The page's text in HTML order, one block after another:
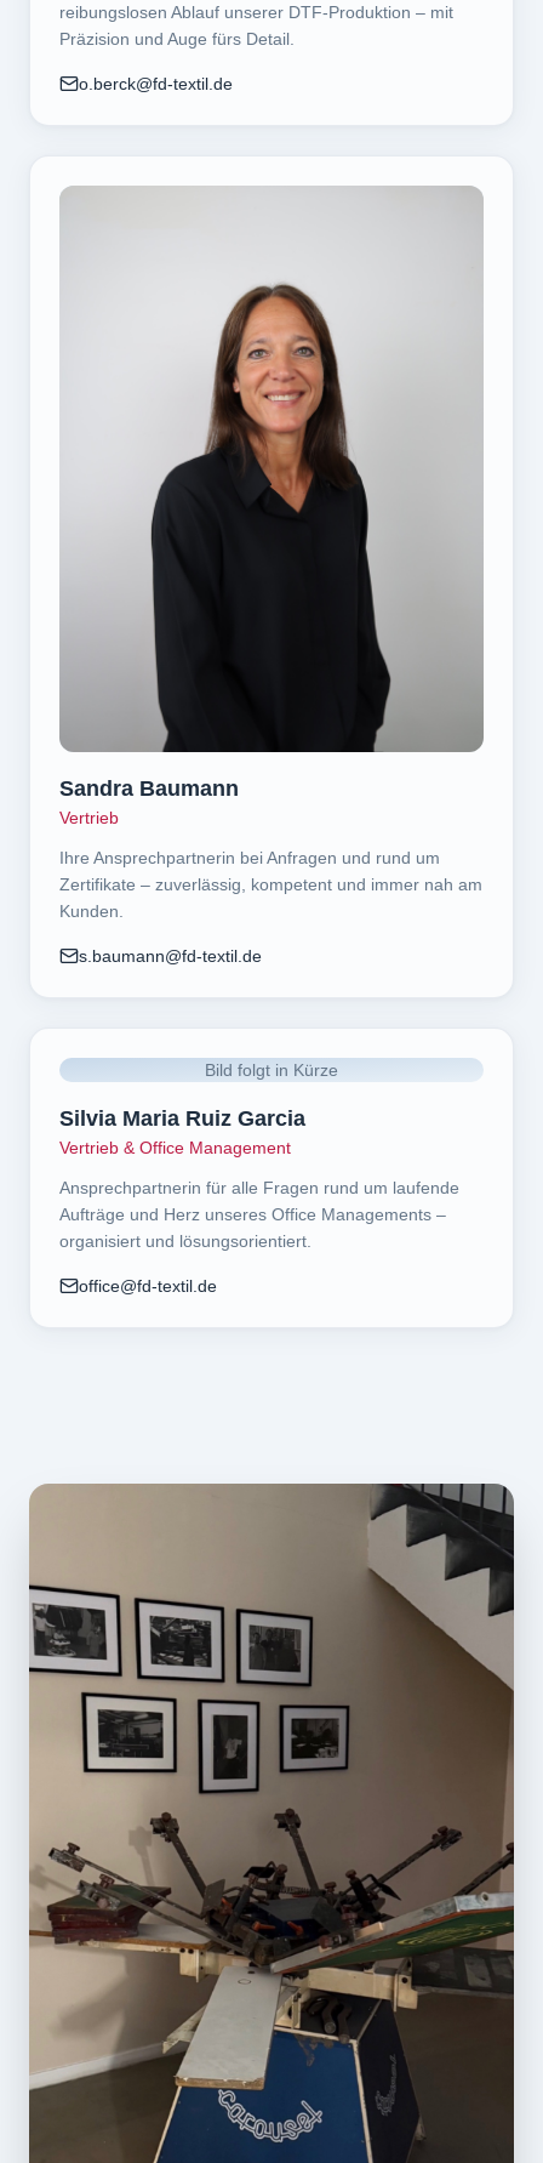
reibungslosen Ablauf unserer DTF-Produktion – mit
Präzision und Auge fürs Detail.
o.berck@fd-textil.de
Sandra Baumann
Vertrieb
Ihre Ansprechpartnerin bei Anfragen und rund um
Zertifikate – zuverlässig, kompetent und immer nah am
Kunden.
s.baumann@fd-textil.de
Bild folgt in Kürze
Silvia Maria Ruiz Garcia
Vertrieb & Office Management
Ansprechpartnerin für alle Fragen rund um laufende
Aufträge und Herz unseres Office Managements –
organisiert und lösungsorientiert.
office@fd-textil.de